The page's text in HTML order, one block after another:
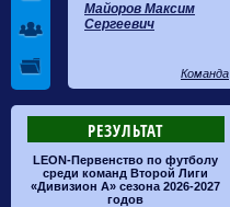
Майоров Максим
Сергеевич
Команда
РЕЗУЛЬТАТ
LEON-Первенство по футболу
среди команд Второй Лиги
«Дивизион А» сезона 2026-2027
годов